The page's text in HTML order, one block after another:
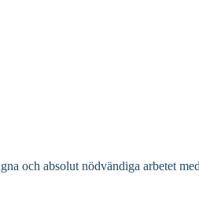
och absolut nödvändiga arbetet